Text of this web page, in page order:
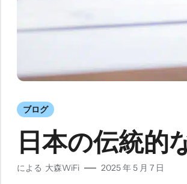
ブログ
日本の伝統的
による 大森WiFi 2025 年 5 月 7 日